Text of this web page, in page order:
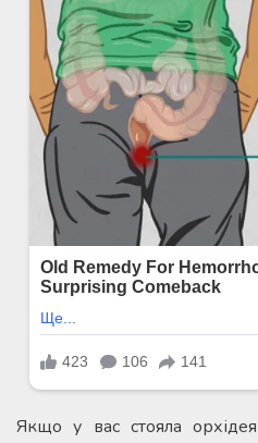
Якщо у вас стояла